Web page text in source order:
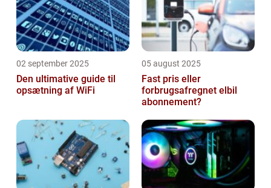
02 september 2025
Den ultimative guide til
opsætning af WiFi
05 august 2025
Fast pris eller
forbrugsafregnet elbil
abonnement?